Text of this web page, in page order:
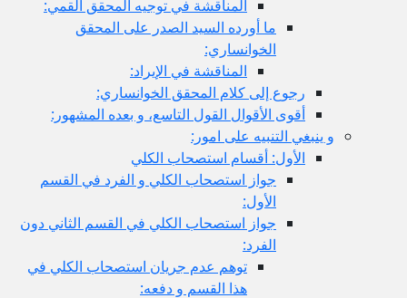
المناقشة في توجيه المحقق القمي:
ما أورده السيد الصدر على المحقق
الخوانساري:
المناقشة في الإيراد:
رجوع إلى كلام المحقق الخوانساري:
أقوى الأقوال القول التاسع، و بعده المشهور:
و ينبغي التنبيه على امور:
الأول: أقسام استصحاب الكلي
جواز استصحاب الكلي و الفرد في القسم
الأول:
جواز استصحاب الكلي في القسم الثاني دون
الفرد:
توهم عدم جريان استصحاب الكلي في
هذا القسم و دفعه: